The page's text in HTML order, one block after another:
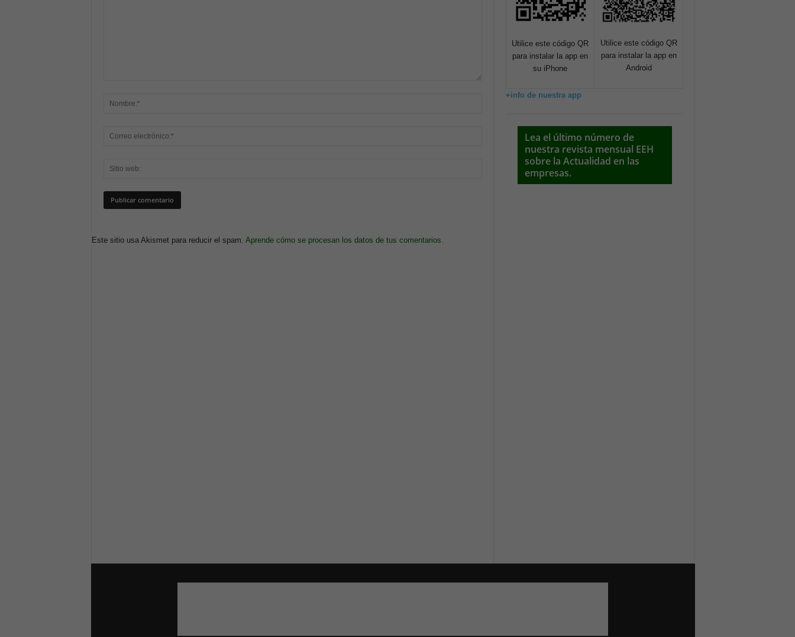
Este sitio usa Akismet para reducir el spam. Aprende cómo se procesan los datos de tus comentarios.
Utilice este código QR
para instalar la app en
su iPhone
Utilice este código QR
para instalar la app en
Android
+info de nuestra app
Lea el último número de
nuestra revista mensual EEH
sobre la Actualidad en las
empresas.